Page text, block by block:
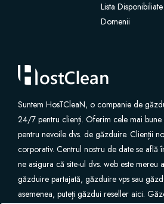
پشتیبان گیری از وب سایت
VPN
SEO ابزار
Lista Disponibiliate
Domenii
Suntem HosTCleaN, o companie de
24/7 pentru clienți. Oferim cele mai
pentru nevoile dvs. de găzduire. Clienții
corporativ. Centrul nostru de date se află
ne asigura că site-ul dvs. web este mereu
găzduire partajată, găzduire vps sau
asemenea, puteți găzdui reseller aici.